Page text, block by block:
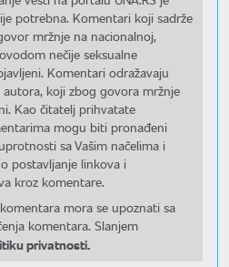
potrebna. Komentari koji sadrže
mržnje na nacionalnoj,
nečije seksualne
Komentari odražavaju
koji zbog govora mržnje
Kao čitatelj prihvatate
mogu biti pronađeni
sa Vašim načelima i
postavljanje linkova i
kroz komentare.
mora se upoznati sa
komentara. Slanjem
privatnosti.